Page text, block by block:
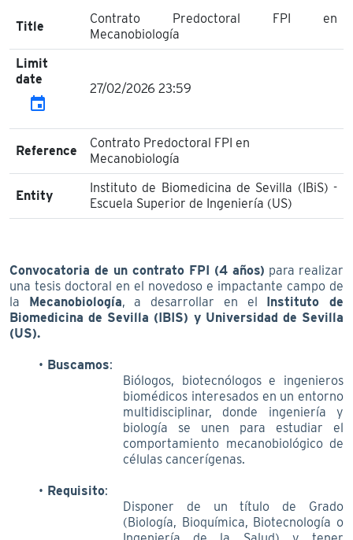
Title
Contrato Predoctoral FPI en
Mecanobiología
Limit
date
event
27/02/2026 23:59
Reference
Contrato Predoctoral FPI en
Mecanobiología
Entity
Instituto de Biomedicina de Sevilla (IBiS) -
Escuela Superior de Ingeniería (US)
Convocatoria de un contrato FPI (4 años) para realizar
una tesis doctoral en el novedoso e impactante campo de
la Mecanobiología, a desarrollar en el Instituto de
Biomedicina de Sevilla (IBIS) y Universidad de Sevilla
(US).
Buscamos:
Biólogos, biotecnólogos e ingenieros
biomédicos interesados en un entorno
multidisciplinar, donde ingeniería y
biología se unen para estudiar el
comportamiento mecanobiológico de
células cancerígenas.
Requisito:
Disponer de un título de Grado
(Biología, Bioquímica, Biotecnología o